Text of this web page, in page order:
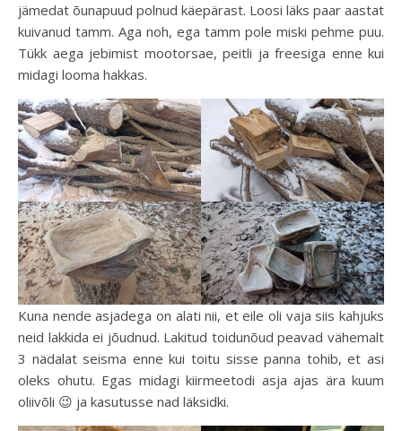
jämedat õunapuud polnud käepärast. Loosi läks paar aastat
kuivanud tamm. Aga noh, ega tamm pole miski pehme puu.
Tükk aega jebimist mootorsae, peitli ja freesiga enne kui
midagi looma hakkas.
Kuna nende asjadega on alati nii, et eile oli vaja siis kahjuks
neid lakkida ei jõudnud. Lakitud toidunõud peavad vähemalt
3 nädalat seisma enne kui toitu sisse panna tohib, et asi
oleks ohutu. Egas midagi kiirmeetodi asja ajas ära kuum
oliivõli 😉 ja kasutusse nad läksidki.